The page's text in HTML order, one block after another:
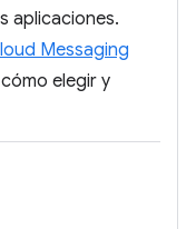
aplicaciones.
Messaging
elegir y